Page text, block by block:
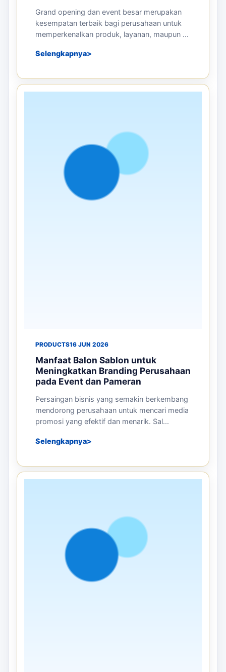
Grand opening dan event besar merupakan
kesempatan terbaik bagi perusahaan untuk
memperkenalkan produk, layanan, maupun ...
Selengkapnya
PRODUCTS16 JUN 2026
Manfaat Balon Sablon untuk
Meningkatkan Branding Perusahaan
pada Event dan Pameran
Persaingan bisnis yang semakin berkembang
mendorong perusahaan untuk mencari media
promosi yang efektif dan menarik. Sal...
Selengkapnya